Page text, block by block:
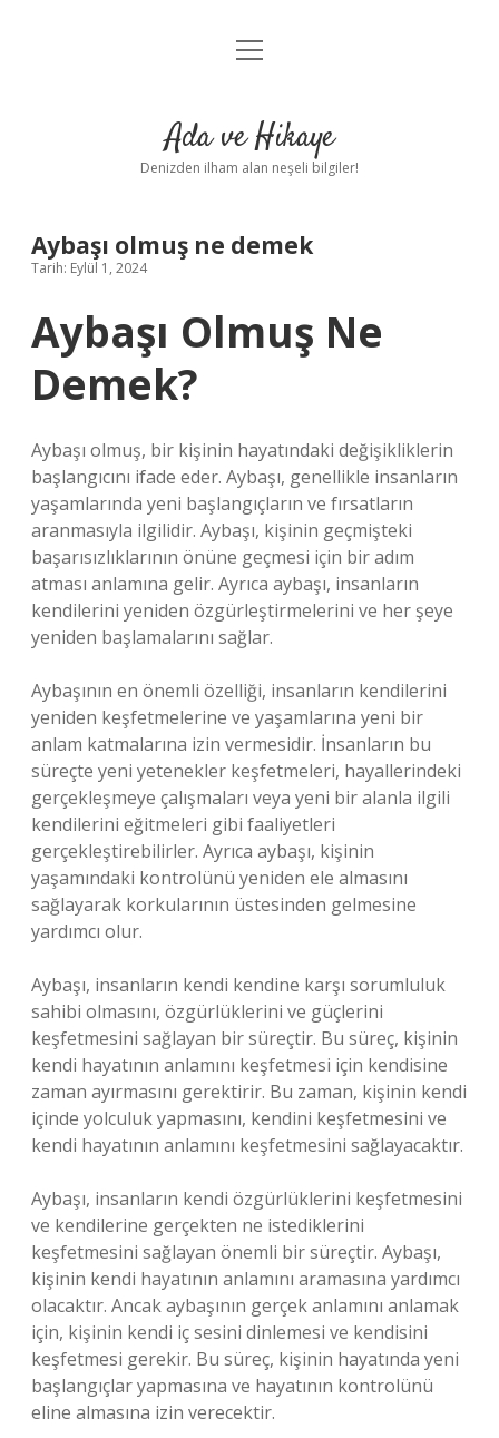
Anasayfa
Yasal Uyarı
menüyü
Ada ve Hikaye
Denizden ilham alan neşeli bilgiler!
Aybaşı olmuş ne demek
Tarih: Eylül 1, 2024
Aybaşı Olmuş Ne
Demek?
Aybaşı olmuş, bir kişinin hayatındaki değişikliklerin
başlangıcını ifade eder. Aybaşı, genellikle insanların
yaşamlarında yeni başlangıçların ve fırsatların
aranmasıyla ilgilidir. Aybaşı, kişinin geçmişteki
başarısızlıklarının önüne geçmesi için bir adım
atması anlamına gelir. Ayrıca aybaşı, insanların
kendilerini yeniden özgürleştirmelerini ve her şeye
yeniden başlamalarını sağlar.
Aybaşının en önemli özelliği, insanların kendilerini
yeniden keşfetmelerine ve yaşamlarına yeni bir
anlam katmalarına izin vermesidir. İnsanların bu
süreçte yeni yetenekler keşfetmeleri, hayallerindeki
gerçekleşmeye çalışmaları veya yeni bir alanla ilgili
kendilerini eğitmeleri gibi faaliyetleri
gerçekleştirebilirler. Ayrıca aybaşı, kişinin
yaşamındaki kontrolünü yeniden ele almasını
sağlayarak korkularının üstesinden gelmesine
yardımcı olur.
Aybaşı, insanların kendi kendine karşı sorumluluk
sahibi olmasını, özgürlüklerini ve güçlerini
keşfetmesini sağlayan bir süreçtir. Bu süreç, kişinin
kendi hayatının anlamını keşfetmesi için kendisine
zaman ayırmasını gerektirir. Bu zaman, kişinin kendi
içinde yolculuk yapmasını, kendini keşfetmesini ve
kendi hayatının anlamını keşfetmesini sağlayacaktır.
Aybaşı, insanların kendi özgürlüklerini keşfetmesini
ve kendilerine gerçekten ne istediklerini
keşfetmesini sağlayan önemli bir süreçtir. Aybaşı,
kişinin kendi hayatının anlamını aramasına yardımcı
olacaktır. Ancak aybaşının gerçek anlamını anlamak
için, kişinin kendi iç sesini dinlemesi ve kendisini
keşfetmesi gerekir. Bu süreç, kişinin hayatında yeni
başlangıçlar yapmasına ve hayatının kontrolünü
eline almasına izin verecektir.